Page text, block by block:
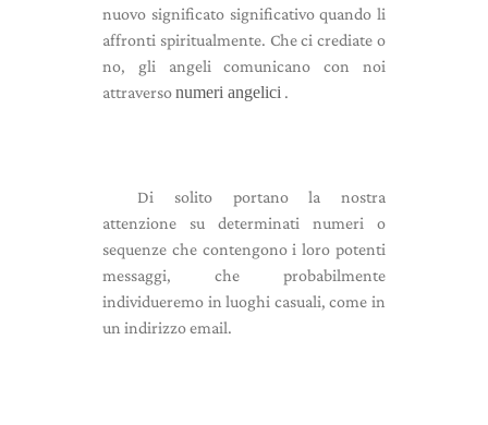
nuovo significato significativo quando li
affronti spiritualmente. Che ci crediate o
no, gli angeli comunicano con noi
attraversonumeri angelici .
Di solito portano la nostra
attenzione su determinati numeri o
sequenze che contengono i loro potenti
messaggi, che probabilmente
individueremo in luoghi casuali, come in
un indirizzo email.